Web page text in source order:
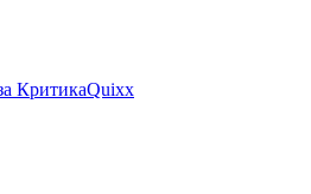
КритикаQuixx